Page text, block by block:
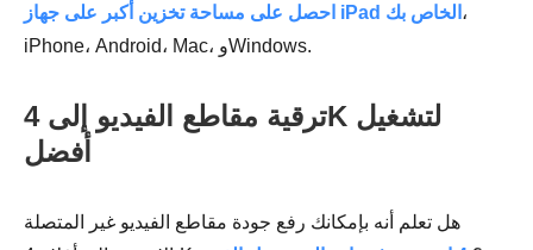
احصل على مساحة تخزين أكبر على جهاز iPad الخاص بك ،
iPhone، Android، Mac، وWindows.
ترقية مقاطع الفيديو إلى 4K لتشغيل
أفضل
هل تعلم أنه بإمكانك رفع جودة مقاطع الفيديو غير المتصلة